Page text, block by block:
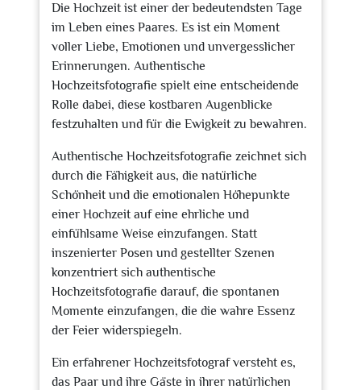
Die Hochzeit ist einer der bedeutendsten Tage
im Leben eines Paares. Es ist ein Moment
voller Liebe, Emotionen und unvergesslicher
Erinnerungen. Authentische
Hochzeitsfotografie spielt eine entscheidende
Rolle dabei, diese kostbaren Augenblicke
festzuhalten und für die Ewigkeit zu bewahren.
Authentische Hochzeitsfotografie zeichnet sich
durch die Fähigkeit aus, die natürliche
Schönheit und die emotionalen Höhepunkte
einer Hochzeit auf eine ehrliche und
einfühlsame Weise einzufangen. Statt
inszenierter Posen und gestellter Szenen
konzentriert sich authentische
Hochzeitsfotografie darauf, die spontanen
Momente einzufangen, die die wahre Essenz
der Feier widerspiegeln.
Ein erfahrener Hochzeitsfotograf versteht es,
das Paar und ihre Gäste in ihrer natürlichen